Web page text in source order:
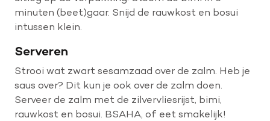
minuten (beet)gaar. Snijd de rauwkost en bosui
intussen klein.
Serveren
Strooi wat zwart sesamzaad over de zalm. Heb je
saus over? Dit kun je ook over de zalm doen.
Serveer de zalm met de zilvervliesrijst, bimi,
rauwkost en bosui. BSAHA, of eet smakelijk!